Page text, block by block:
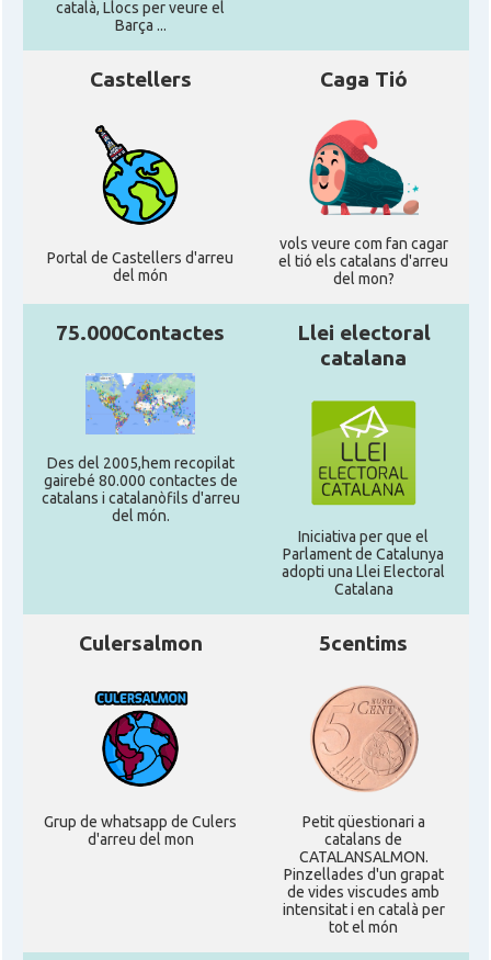
català, Llocs per veure el
Barça ...
Castellers
Portal de Castellers d'arreu
del món
Caga Tió
vols veure com fan cagar
el tió els catalans d'arreu
del mon?
75.000Contactes
Des del 2005,hem recopilat
gairebé 80.000 contactes de
catalans i catalanòfils d'arreu
del món.
Llei electoral
catalana
Iniciativa per que el
Parlament de Catalunya
adopti una Llei Electoral
Catalana
Culersalmon
Grup de whatsapp de Culers
d'arreu del mon
5centims
Petit qüestionari a
catalans de
CATALANSALMON.
Pinzellades d'un grapat
de vides viscudes amb
intensitat i en català per
tot el món